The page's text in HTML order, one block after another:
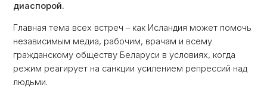
диаспорой.
Главная тема всех встреч – как Исландия может помочь
независимым медиа, рабочим, врачам и всему
гражданскому обществу Беларуси в условиях, когда
режим реагирует на санкции усилением репрессий над
людьми.